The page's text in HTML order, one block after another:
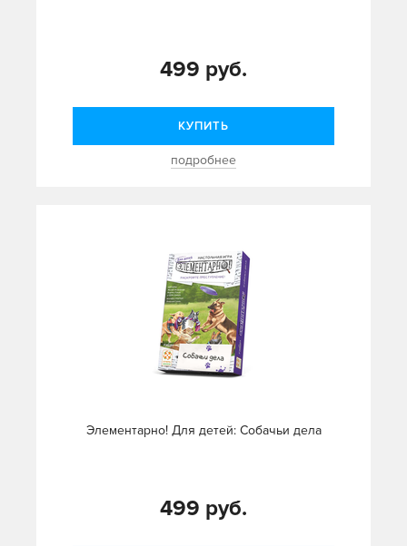
499 руб.
КУПИТЬ
подробнее
Элементарно! Для детей: Собачьи дела
499 руб.